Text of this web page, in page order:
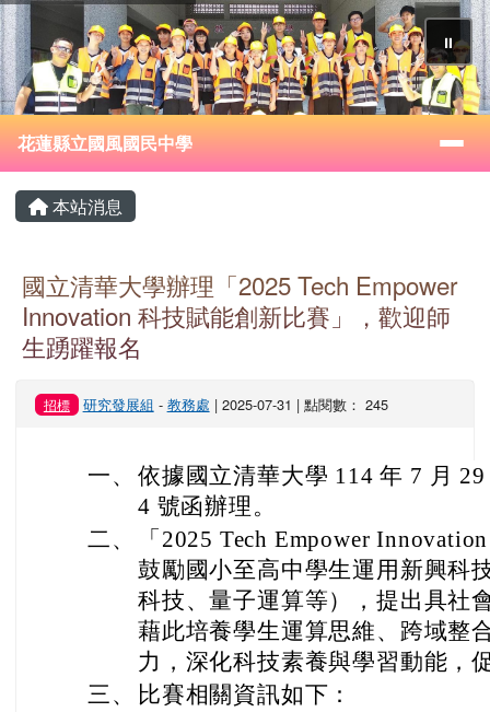
跳至主內容區
花蓮縣立國風國民中學
⏸
導覽列
花蓮縣立國風國民中學
主內容區域
本站消息
國立清華大學辦理「2025 Tech Empower
Innovation 科技賦能創新比賽」，歡迎師
生踴躍報名
招標 研究發展組 - 教務處 | 2025-07-31 | 點閱數： 245
一、 依據國立清華大學 114 年 7 月
4 號函辦理。
二、
「2025 Tech Empower
鼓勵國小至高中學生運用新興科
科技、量子運算等），提出具社
藉此培養學生運算思維、跨域整
力，深化科技素養與學習動能，
三、
比賽相關資訊如下：
頁尾區域